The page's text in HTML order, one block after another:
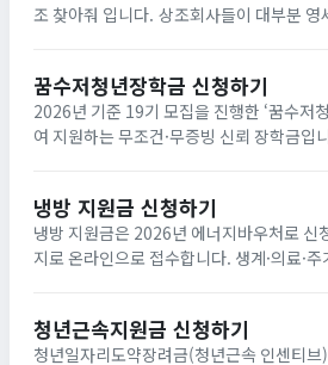
조 찾아줘 입니다. 상조회사들이 대부분 영세하여 폐업하는 사례가 속출하고 있는데 아래와 같은 사이트에서 조회하면
꿈수저청년장학금 신청하기
2026년 기준 19기 모집을 진행한 ‘꿈수저
여 지원하는 무조건·무증빙 신뢰 장학금
냉방 지원금 신청하기
냉방 지원금은 2026년 에너지바우처로 신
지로 온라인으로 접수합니다. 생계·의료·
청년근속지원금 신청하기
청년일자리도약장려금(청년근속 인센티